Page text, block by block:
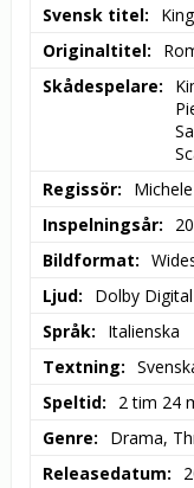
Svensk titel
Originaltitel
Skådespelare
Regissör
Inspelningsår
Bildformat
Ljud
Dolby Digital
Språk
Italienska
Textning
Speltid
2 tim 24
Genre
Drama,
Releasedatum